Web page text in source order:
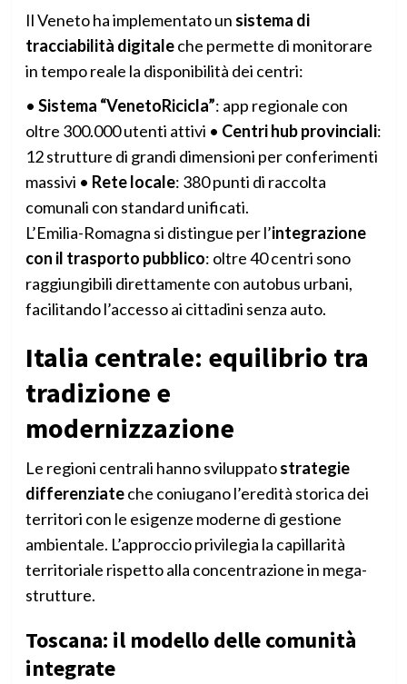
Il Veneto ha implementato un sistema di
tracciabilità digitaleche permette di monitorare
in tempo reale la disponibilità dei centri:
• Sistema “VenetoRicicla”: app regionale con
oltre 300.000 utenti attivi • Centri hub provinciali:
12 strutture di grandi dimensioni per conferimenti
massivi • Rete locale: 380 punti di raccolta
comunali con standard unificati.
L’Emilia-Romagna si distingue per l’integrazione
con il trasporto pubblico: oltre 40 centri sono
raggiungibili direttamente con autobus urbani,
facilitando l’accesso ai cittadini senza auto.
Italia centrale: equilibrio tra
tradizione e
modernizzazione
Le regioni centrali hanno sviluppatostrategie
differenziateche coniugano l’eredità storica dei
territori con le esigenze moderne di gestione
ambientale. L’approccio privilegia la capillarità
territoriale rispetto alla concentrazione in mega-
strutture.
Toscana: il modello delle comunità
integrate